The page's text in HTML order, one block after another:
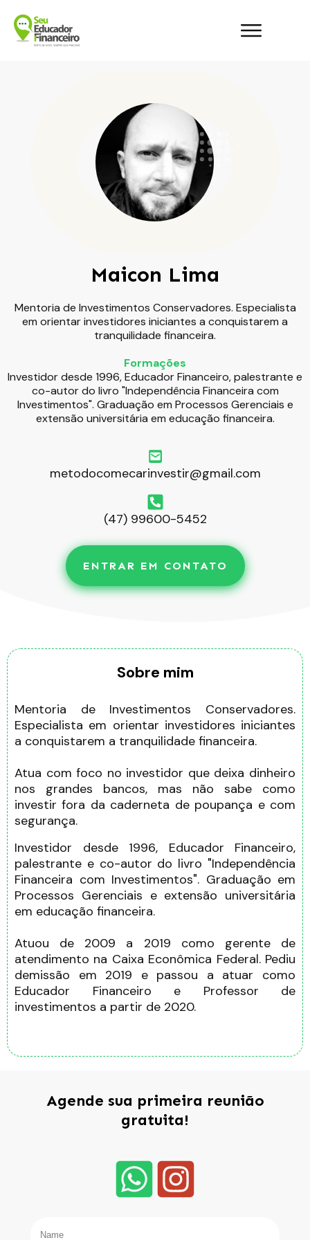
Maicon Lima
Mentoria de Investimentos Conservadores. Especialista
em orientar investidores iniciantes a conquistarem a
tranquilidade financeira.
Formações
Investidor desde 1996, Educador Financeiro, palestrante e
co-autor do livro "Independência Financeira com
Investimentos". Graduação em Processos Gerenciais e
extensão universitária em educação financeira.
metodocomecarinvestir@gmail.com
(47) 99600-5452
ENTRAR EM CONTATO
Sobre mim
Mentoria de Investimentos Conservadores.
Especialista em orientar investidores iniciantes
a conquistarem a tranquilidade financeira.
Atua com foco no investidor que deixa dinheiro
nos grandes bancos, mas não sabe como
investir fora da caderneta de poupança e com
segurança.
Investidor desde 1996, Educador Financeiro,
palestrante e co-autor do livro "Independência
Financeira com Investimentos". Graduação em
Processos Gerenciais e extensão universitária
em educação financeira.
Atuou de 2009 a 2019 como gerente de
atendimento na Caixa Econômica Federal. Pediu
demissão em 2019 e passou a atuar como
Educador Financeiro e Professor de
investimentos a partir de 2020.
Agende sua primeira reunião
gratuita!